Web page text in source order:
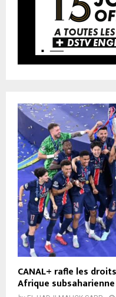
CANAL+ rafle les
Afrique subsaharienne